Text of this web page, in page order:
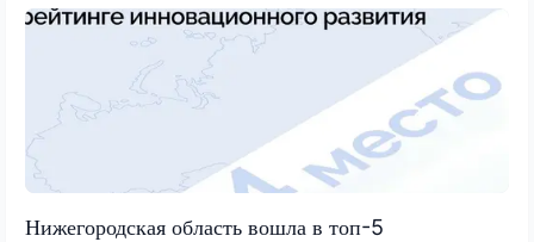
Нижегородская область вошла в топ-5